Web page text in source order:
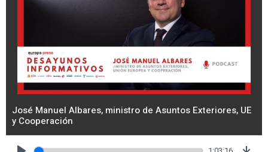
José Manuel Albares, ministro de Asuntos Exteriores, UE
y Cooperación